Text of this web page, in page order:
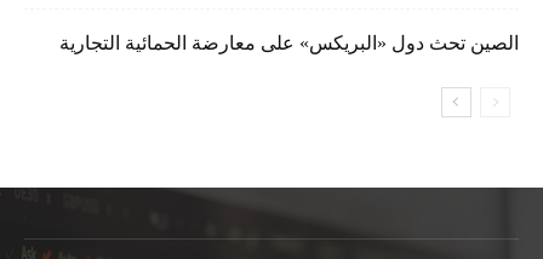
الصين تحث دول «البريكس» على معارضة الحمائية التجارية